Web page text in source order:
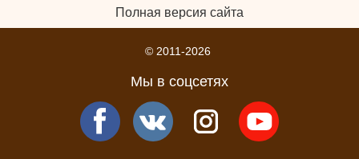
Полная версия сайта
© 2011-2026
Мы в соцсетях